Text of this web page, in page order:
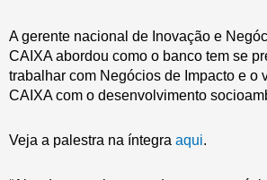
A gerente nacional de Inovação e
CAIXA abordou como o banco tem se
trabalhar com Negócios de Impacto e o
CAIXA com o desenvolvimento
Veja a palestra na íntegra aqui.